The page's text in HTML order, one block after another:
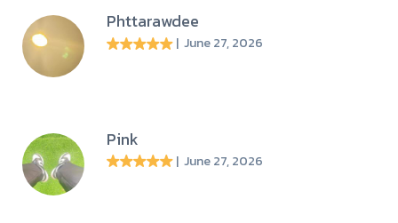
Phttarawdee
| June 27, 2026
Pink
| June 27, 2026